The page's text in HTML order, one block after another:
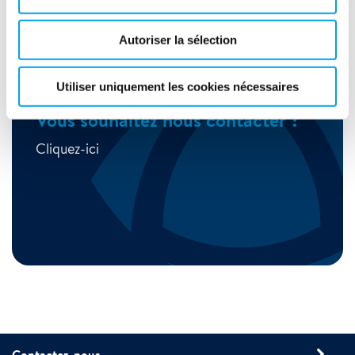
Autoriser la sélection
Utiliser uniquement les cookies nécessaires
Vous souhaitez nous contacter ?
Cliquez-ici